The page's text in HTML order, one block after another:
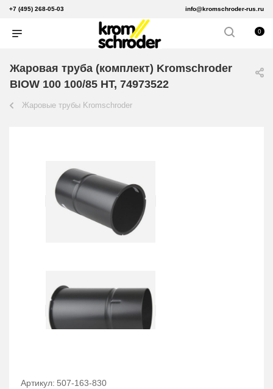
+7 (495) 268-05-03 info@kromschroder-rus.ru
0
Жаровая труба (комплект) Kromschroder
BIOW 100 100/85 HT, 74973522
Жаровые трубы Kromschroder
Артикул: 507-163-830